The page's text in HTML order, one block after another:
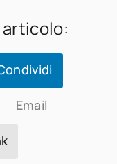
Email